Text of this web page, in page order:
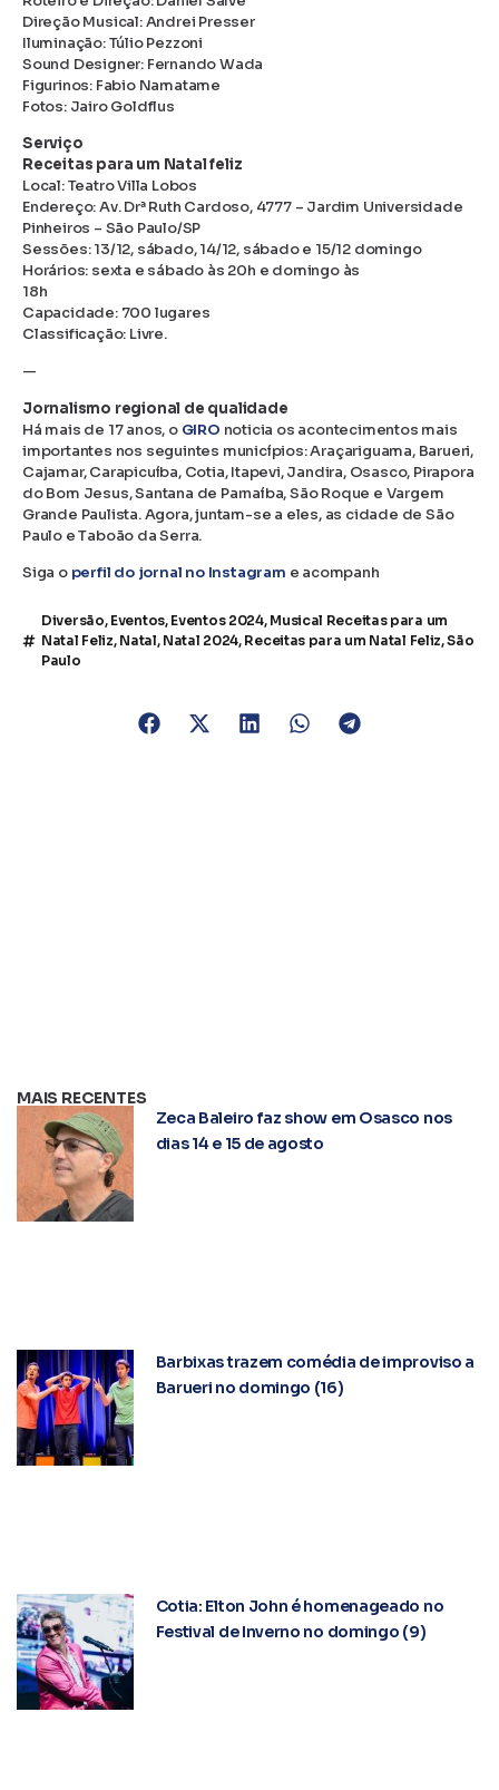
Direção Musical: Andrei Presser
Iluminação: Túlio Pezzoni
Sound Designer: Fernando Wada
Figurinos: Fabio Namatame
Fotos: Jairo Goldflus
Serviço
Receitas para um Natal feliz
Local: Teatro Villa Lobos
Endereço: Av. Drª Ruth Cardoso, 4777 – Jardim Universidade
Pinheiros – São Paulo/SP
Sessões: 13/12, sábado, 14/12, sábado e 15/12 domingo
Horários: sexta e sábado às 20h e domingo às
18h
Capacidade: 700 lugares
Classificação: Livre.
—
Jornalismo regional de qualidade
Há mais de 17 anos, o GIRO noticia os acontecimentos mais
importantes nos seguintes municípios: Araçariguama, Barueri,
Cajamar, Carapicuíba, Cotia, Itapevi, Jandira, Osasco, Pirapora
do Bom Jesus, Santana de Parnaíba, São Roque e Vargem
Grande Paulista. Agora, juntam-se a eles, as cidade de São
Paulo e Taboão da Serra.
Siga o perfil do jornal no Instagram e acompanh
Diversão, Eventos, Eventos 2024, Musical Receitas para um
Natal Feliz, Natal, Natal 2024, Receitas para um Natal Feliz,São
Paulo
MAIS RECENTES
Zeca Baleiro faz show em Osasco nos
dias 14 e 15 de agosto
Barbixas trazem comédia de improviso a
Barueri no domingo (16)
Cotia: Elton John é homenageado no
Festival de Inverno no domingo (9)